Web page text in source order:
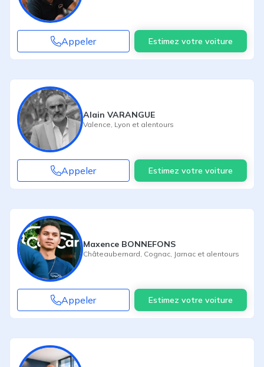
Appeler Estimez votre voiture
Alain VARANGUE
Valence Lyon et alentours
Appeler Estimez votre voiture
Maxence BONNEFONS
Châteaubernard Cognac Jarnac et alentours
Appeler Estimez votre voiture